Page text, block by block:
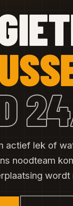
actief lek of
noodteam
wordt